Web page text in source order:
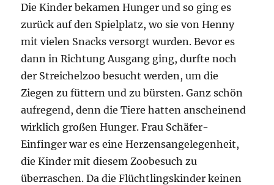
Die Kinder bekamen Hunger und so ging es
zurück auf den Spielplatz, wo sie von Henny
mit vielen Snacks versorgt wurden. Bevor es
dann in Richtung Ausgang ging, durfte noch
der Streichelzoo besucht werden, um die
Ziegen zu füttern und zu bürsten. Ganz schön
aufregend, denn die Tiere hatten anscheinend
wirklich großen Hunger. Frau Schäfer-
Einfinger war es eine Herzensangelegenheit,
die Kinder mit diesem Zoobesuch zu
überraschen. Da die Flüchtlingskinder keinen